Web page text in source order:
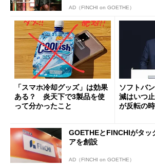
AD（FINCHI on GOETHE）
「スマホ冷却グッズ」は効果
ある？ 炎天下で3製品を使
って分かったこと
ソフトバ
減はいつ
が反転の
GOETHEとFINCHIがタッ
アを創設
AD（FINCHI on GOETHE）